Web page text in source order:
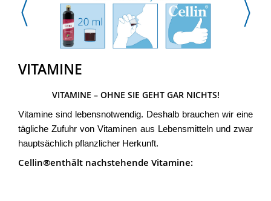
VITAMINE
VITAMINE – OHNE SIE GEHT GAR NICHTS!
Vitamine sind lebensnotwendig. Deshalb brauchen wir eine
tägliche Zufuhr von Vitaminen aus Lebensmitteln und zwar
hauptsächlich pflanzlicher Herkunft.
Cellin®enthält nachstehende Vitamine: